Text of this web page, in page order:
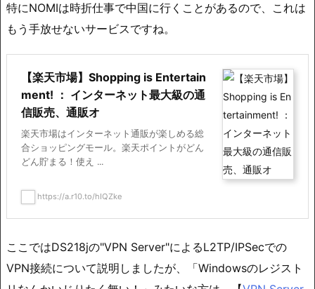
特にNOMIは時折仕事で中国に行くことがあるので、これは
もう手放せないサービスですね。
【楽天市場】Shopping is Entertain
ment! ： インターネット最大級の通
信販売、通販オ
楽天市場はインターネット通販が楽しめる総
合ショッピングモール。楽天ポイントがどん
どん貯まる！使え ...
https://a.r10.to/hIQZke
ここではDS218jの"VPN Server"によるL2TP/IPSecでの
VPN接続について説明しましたが、「Windowsのレジスト